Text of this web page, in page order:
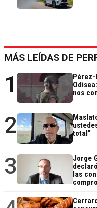
MÁS LEÍDAS DE
1
nos
2
total"
3
Jorge
las